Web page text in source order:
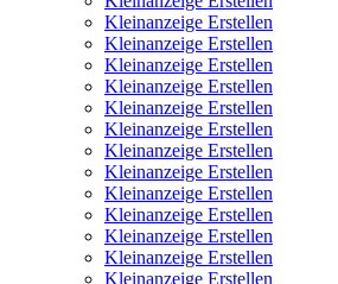
Kleinanzeige Erstellen
Kleinanzeige Erstellen
Kleinanzeige Erstellen
Kleinanzeige Erstellen
Kleinanzeige Erstellen
Kleinanzeige Erstellen
Kleinanzeige Erstellen
Kleinanzeige Erstellen
Kleinanzeige Erstellen
Kleinanzeige Erstellen
Kleinanzeige Erstellen
Kleinanzeige Erstellen
Kleinanzeige Erstellen